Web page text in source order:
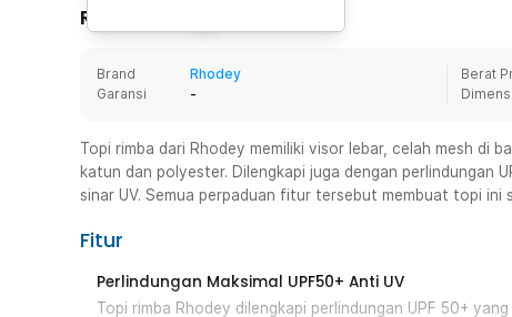
Senin - Jumat
Senin - Sabtu
Senin - Sabtu
Toko Tangerang
Toko Cikupa
Senin -
Senin - Jumat
Pick n Go Depok
Senin - Jumat
Rincian Produk
Brand
Rhodey
Garansi
-
Berat
Topi rimba dari Rhodey memiliki visor lebar, celah mesh di
katun dan polyester. Dilengkapi juga dengan perlindungan
sinar UV. Semua perpaduan fitur tersebut membuat topi
Fitur
Perlindungan Maksimal UPF50+ Anti UV
Topi rimba Rhodey dilengkapi perlindungan UPF 50+